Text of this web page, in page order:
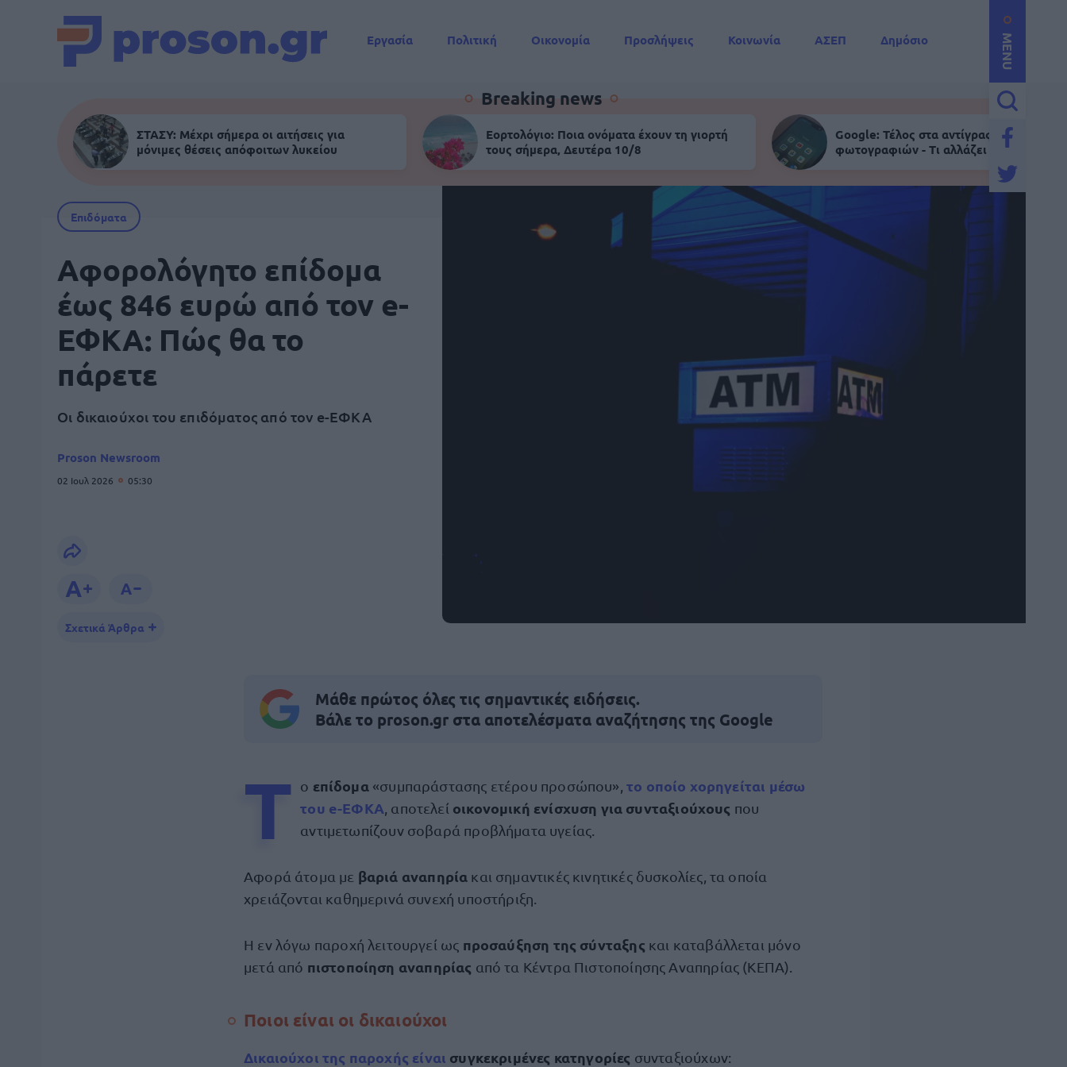
MENU
Εργασία Πολιτική Οικονομία Προσλήψεις Κοινωνία ΑΣΕΠ
Δημόσιο
Breaking news
ΣΤΑΣΥ: Μέχρι σήμερα οι αιτήσεις για
μόνιμες θέσεις απόφοιτων λυκείου
Εορτολόγιο: Ποια ονόματα έχουν τη γιορτή
τους σήμερα, Δευτέρα 10/8
Google: Τέλος στα αντίγραφα ασφαλείας
φωτογραφιών - Τι αλλάζει
Επιδόματα
Αφορολόγητο επίδομα
έως 846 ευρώ από τον e-
ΕΦΚΑ: Πώς θα το
πάρετε
Οι δικαιούχοι του επιδόματος από τον e-ΕΦΚΑ
Proson Newsroom
02 Ιουλ 2026 05:30
Σχετικά Άρθρα
Μάθε πρώτος όλες τις σημαντικές ειδήσεις.
Βάλε το proson.gr στα αποτελέσματα αναζήτησης της Google
Τ ο επίδομα «συμπαράστασης ετέρου προσώπου», το οποίο χορηγείται μέσω
του e-ΕΦΚΑ , αποτελεί οικονομική ενίσχυση για συνταξιούχους που
αντιμετωπίζουν σοβαρά προβλήματα υγείας.
Αφορά άτομα με βαριά αναπηρία και σημαντικές κινητικές δυσκολίες, τα οποία
χρειάζονται καθημερινά συνεχή υποστήριξη.
Η εν λόγω παροχή λειτουργεί ως προσαύξηση της σύνταξης και καταβάλλεται μόνο
μετά από πιστοποίηση αναπηρίας από τα Κέντρα Πιστοποίησης Αναπηρίας (ΚΕΠΑ).
Ποιοι είναι οι δικαιούχοι
Δικαιούχοι της παροχής είναι συγκεκριμένες κατηγορίες συνταξιούχων: